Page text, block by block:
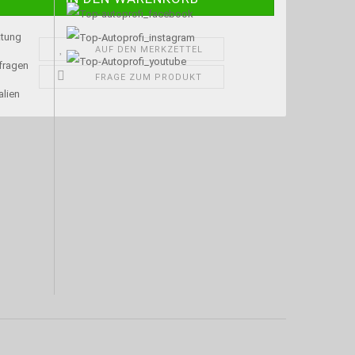
AUF DEN MERKZETTEL
FRAGE ZUM PRODUKT